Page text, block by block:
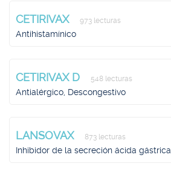
CETIRIVAX 973 lecturas
Antihistamínico
CETIRIVAX D 548 lecturas
Antialérgico, Descongestivo
LANSOVAX 873 lecturas
Inhibidor de la secreción ácida gástrica